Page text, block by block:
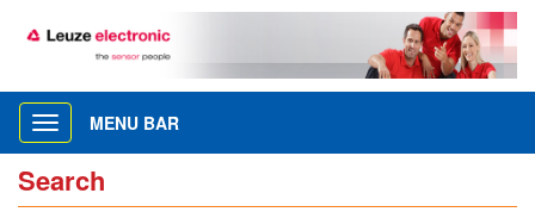
Toggle
navigation
MENU BAR
Search